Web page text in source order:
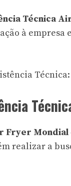
Técnica
à empresa
Técnica:
Fryer Mondial
realizar a